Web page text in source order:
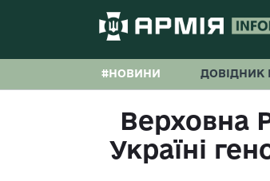
#НОВИНИ ДОВІДНИК
Верховна
Україні